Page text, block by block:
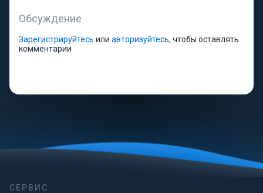
Обсуждение
Зарегистрируйтесь или авторизуйтесь, чтобы оставлять
комментарии
СЕРВИС